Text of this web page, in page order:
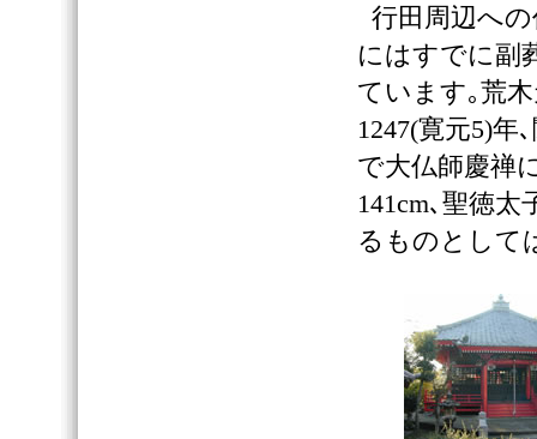
行田周辺へ
にはすでに副
ています｡荒
1247(寛元5)
で大仏師慶禅
141cm､聖徳
るものとして